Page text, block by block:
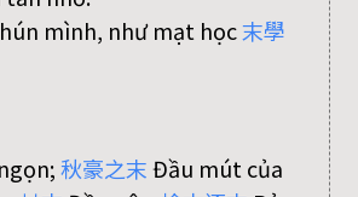
mình, như mạt học末學
秋豪之末Đầu mút của